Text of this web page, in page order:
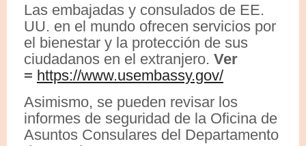
Las embajadas y consulados de EE.
UU. en el mundo ofrecen servicios por
el bienestar y la protección de sus
ciudadanos en el extranjero. Ver
= https://www.usembassy.gov/
Asimismo, se pueden revisar los
informes de seguridad de la Oficina de
Asuntos Consulares del Departamento